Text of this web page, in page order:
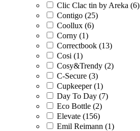
Clic Clac tin by Areka (6)
Contigo (25)
Coollux (6)
Corny (1)
Correctbook (13)
Cosi (1)
Cosy&Trendy (2)
C-Secure (3)
Cupkeeper (1)
Day To Day (7)
Eco Bottle (2)
Elevate (156)
Emil Reimann (1)